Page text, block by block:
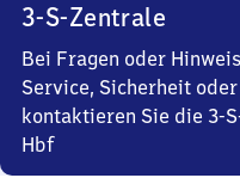
3-S-Zentrale
Bei Fragen oder
Service, Sicherheit
kontaktieren Sie die 3-
Hbf